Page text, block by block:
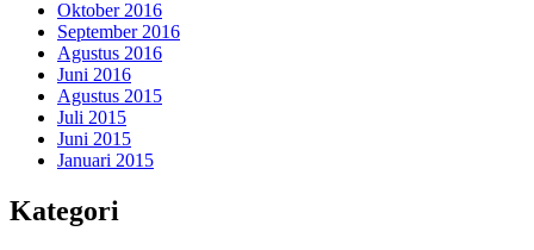
Oktober 2016
September 2016
Agustus 2016
Juni 2016
Agustus 2015
Juli 2015
Juni 2015
Januari 2015
Kategori